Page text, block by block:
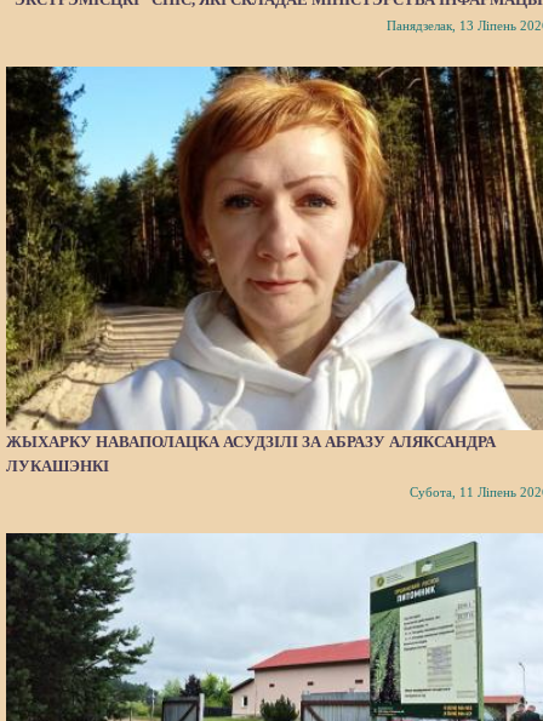
Панядзелак, 13 Ліпень
ЖЫХАРКУ НАВАПОЛАЦКА АСУДЗІЛІ ЗА АБРАЗУ АЛЯКСАНДРА
ЛУКАШЭНКІ
Субота, 11 Ліпень